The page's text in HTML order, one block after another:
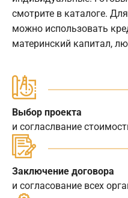
смотрите в каталоге.
можно использовать
материнский капитал,
Выбор проекта
и согласлвание
Заключение договора
и согласование всех